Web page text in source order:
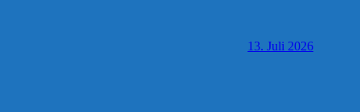
13. Juli 2026